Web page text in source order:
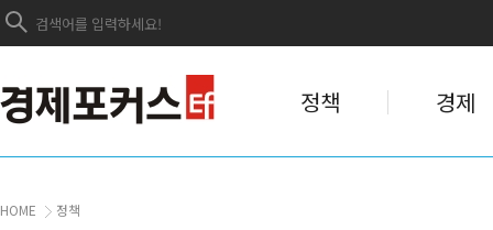
정책 경제
HOME 정책